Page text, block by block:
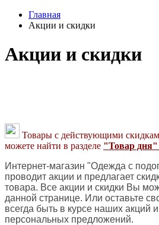
Главная
Акции и скидки
Акции и скидки
Товары с действующими
можете найти в разделе "Товар дня"
Интернет-магазин "Одежда с
проводит акции и предлагает
товара. Все акции и скидки Вы
данной странице. Или оставьте
всегда быть в курсе наших акций
персональных предложений.